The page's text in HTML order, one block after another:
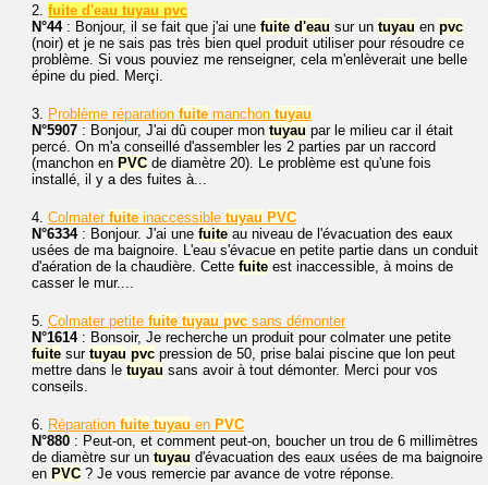
2. fuite d'eau tuyau pvc
N°44: Bonjour, il se fait que j'ai une fuite d'eau sur un tuyau en pvc
(noir) et je ne sais pas très bien quel produit utiliser pour résoudre ce
problème. Si vous pouviez me renseigner, cela m'enlèverait une belle
épine du pied. Merçi.
3. Problème réparation fuite manchon tuyau
N°5907 : Bonjour, J'ai dû couper mon tuyau par le milieu car il était
percé. On m'a conseillé d'assembler les 2 parties par un raccord
(manchon en PVC de diamètre 20). Le problème est qu'une fois
installé, il y a des fuites à...
4. Colmater fuite inaccessible tuyau PVC
N°6334: Bonjour. J'ai une fuite au niveau de l'évacuation des eaux
usées de ma baignoire. L'eau s'évacue en petite partie dans un conduit
d'aération de la chaudière. Cette fuite est inaccessible, à moins de
casser le mur....
5. Colmater petite fuite tuyau pvc sans démonter
N°1614: Bonsoir, Je recherche un produit pour colmater une petite
fuite sur tuyau pvc pression de 50, prise balai piscine que lon peut
mettre dans le tuyau sans avoir à tout démonter. Merci pour vos
conseils.
6. Réparation fuite tuyau en PVC
N°880 : Peut-on, et comment peut-on, boucher un trou de 6 millimètres
de diamètre sur un tuyau d'évacuation des eaux usées de ma baignoire
en PVC ? Je vous remercie par avance de votre réponse.